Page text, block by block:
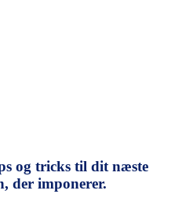
og tricks til dit næste
der imponerer.